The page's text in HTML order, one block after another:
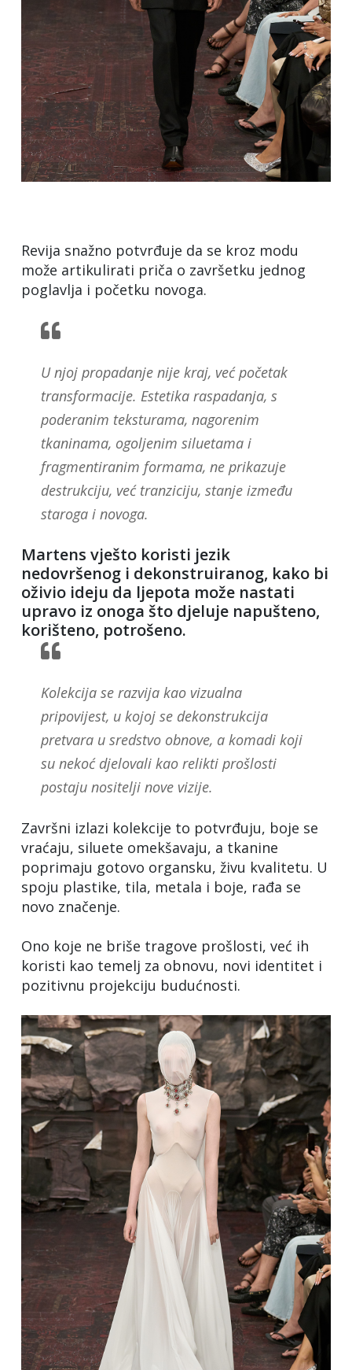
Revija snažno potvrđuje da se kroz modu
može artikulirati priča o završetku jednog
poglavlja i početku novoga.
U njoj propadanje nije kraj, već početak
transformacije. Estetika raspadanja, s
poderanim teksturama, nagorenim
tkaninama, ogoljenim siluetama i
fragmentiranim formama, ne prikazuje
destrukciju, već tranziciju, stanje između
staroga i novoga.
Martens vješto koristi jezik
nedovršenog i dekonstruiranog, kako bi
oživio ideju da ljepota može nastati
upravo iz onoga što djeluje napušteno,
korišteno, potrošeno.
Kolekcija se razvija kao vizualna
pripovijest, u kojoj se dekonstrukcija
pretvara u sredstvo obnove, a komadi koji
su nekoć djelovali kao relikti prošlosti
postaju nositelji nove vizije.
Završni izlazi kolekcije to potvrđuju, boje se
vraćaju, siluete omekšavaju, a tkanine
poprimaju gotovo organsku, živu kvalitetu. U
spoju plastike, tila, metala i boje, rađa se
novo značenje.
Ono koje ne briše tragove prošlosti, već ih
koristi kao temelj za obnovu, novi identitet i
pozitivnu projekciju budućnosti.